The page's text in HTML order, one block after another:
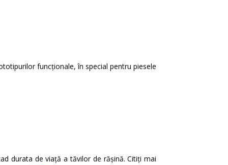
funcționale, în special pentru piesele
durata de viață a tăvilor de rășină. Citiți mai